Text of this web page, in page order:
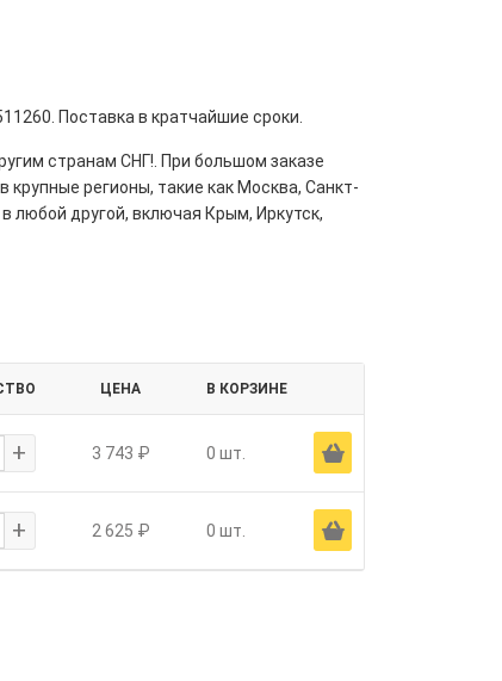
Поставка в кратчайшие сроки.
странам СНГ!. При большом заказе
регионы, такие как Москва, Санкт-
любой другой, включая Крым, Иркутск,
ЦЕНА В КОРЗИНЕ
+ 3 743 ₽ 0 шт. Ä
+ 2 625 ₽ 0 шт. Ä